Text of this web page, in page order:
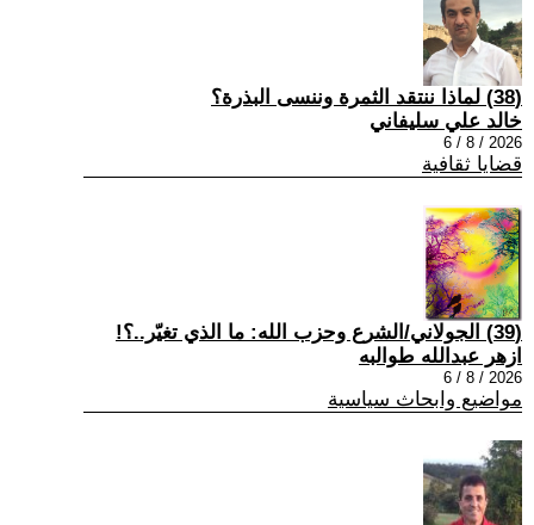
(38) لماذا ننتقد الثمرة وننسى البذرة؟
خالد علي سليفاني
2026 / 8 / 6
قضايا ثقافية
(39) الجولاني/الشرع وحزب الله: ما الذي تغيّر..؟!
ازهر عبدالله طوالبه
2026 / 8 / 6
مواضيع وابحاث سياسية